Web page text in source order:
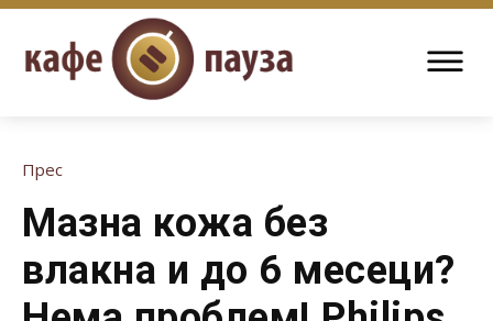
Прес
Мазна кожа без
влакна и до 6 месеци?